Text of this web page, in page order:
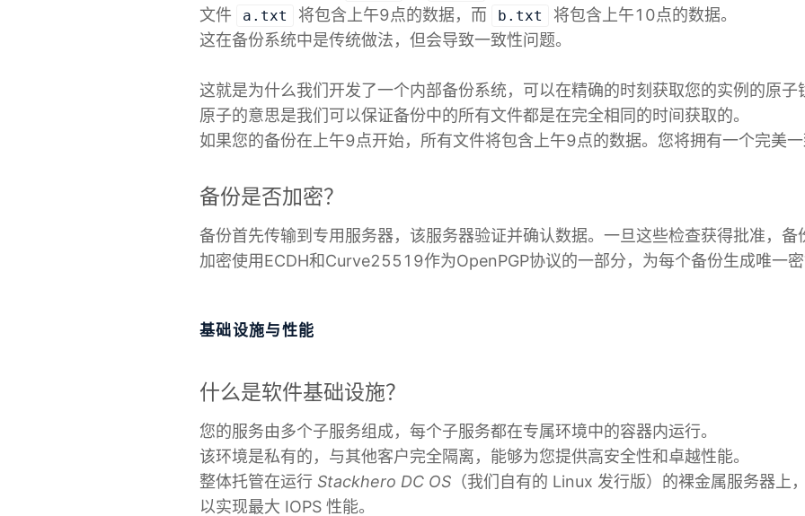
文件
a.txt 将包含上午9点的数据，而 b.txt
将包含上午10点的数据。
这在备份系统中是传统做法，但会导致一致性问题。
这就是为什么我们开发了一个内部备份系统，可以在精确的时刻获取您的实例的原子
原子的意思是我们可以保证备份中的所有文件都是在完全相同的时间获取的。
如果您的备份在上午9点开始，所有文件将包含上午9点的数据。您将拥有一个完美一
备份是否加密？
备份首先传输到专用服务器，该服务器验证并确认数据。一旦这些检查获得批准，备
加密使用ECDH和Curve25519作为OpenPGP协议的一部分，为每个备份生成唯一密
基础设施与性能
什么是软件基础设施？
您的服务由多个子服务组成，每个子服务都在专属环境中的容器内运行。
该环境是私有的，与其他客户完全隔离，能够为您提供高安全性和卓越性能。
整体托管在运行 Stackhero DC OS （我们自有的 Linux 发行版）的裸金属服务器上
以实现最大 IOPS 性能。